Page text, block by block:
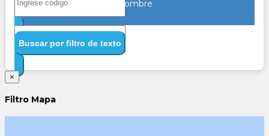
Nombre
Buscar por filtro de texto
×
Filtro Mapa